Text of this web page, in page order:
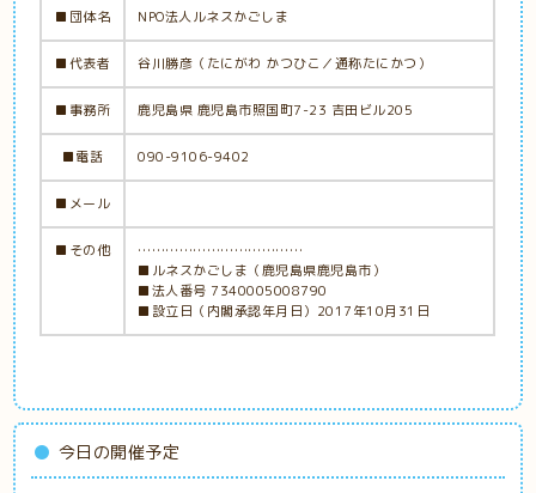
■団体名 NPO法人ルネスかごしま
■代表者 谷川勝彦（たにがわ かつひこ／通称たにかつ）
■事務所 鹿児島県 鹿児島市照国町7-23 吉田ビル205
■電話 090-9106-9402
■メール
■その他
………………………………
■ルネスかごしま（鹿児島県鹿児島市）
■法人番号 7340005008790
■設立日（内閣承認年月日）2017年10月31日
今日の開催予定